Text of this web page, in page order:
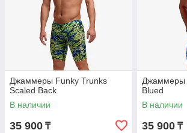
Джаммеры Funky Trunks
Scaled Back
В наличии
35 900 ₸
Джаммеры
Blued
В наличии
35 900 ₸